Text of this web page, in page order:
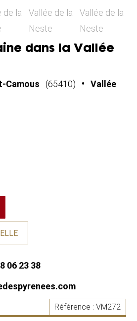
dans la Vallée
Camous (65410) • Vallée
06 23 38
Référence : VM272